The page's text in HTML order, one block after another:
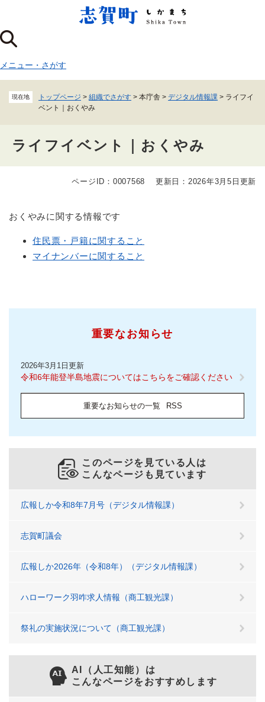
ジ
の
頭
で
メニューを飛ばして本文へ
メニュー ・ さがす
現在地 トップページ > 組織でさがす > 本庁舎 > デジタル情報課 > ライフイ
ベント｜おくやみ
ライフイベント｜おくやみ
ページID：0007568 更新日：2026年3月5日更新
おくやみに関する情報です
住民票・戸籍に関すること
マイナンバーに関すること
重要なお知らせ
2026年3月1日更新
令和6年能登半島地震についてはこちらをご確認ください
重要なお知らせの一覧 RSS
このページを見ている人は
こんなページも見ています
広報しか令和8年7月号（デジタル情報課）
志賀町議会
広報しか2026年（令和8年）（デジタル情報課）
ハローワーク羽咋求人情報（商工観光課）
祭礼の実施状況について（商工観光課）
AI（人工知能）は
こんなページをおすすめします